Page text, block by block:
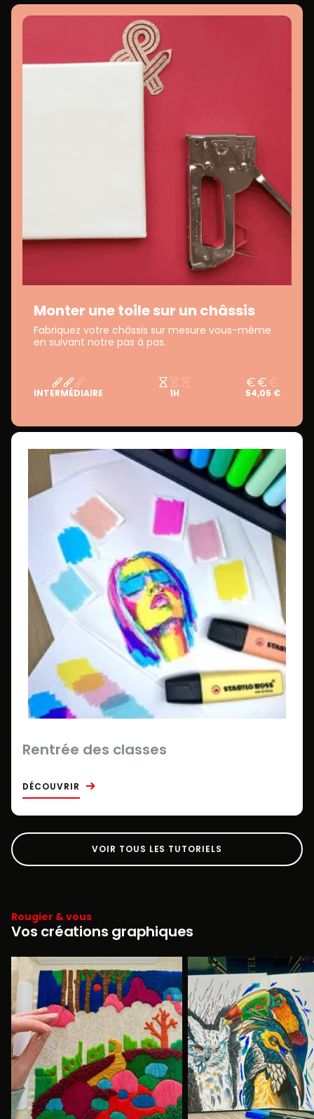
Monter une toile sur un châssis
Fabriquez votre châssis sur mesure vous-même
en suivant notre pas à pas.
INTERMÉDIAIRE 1H 54,05 €
Rentrée des classes
DÉCOUVRIR
VOIR TOUS LES TUTORIELS
Rougier & vous
Vos créations graphiques